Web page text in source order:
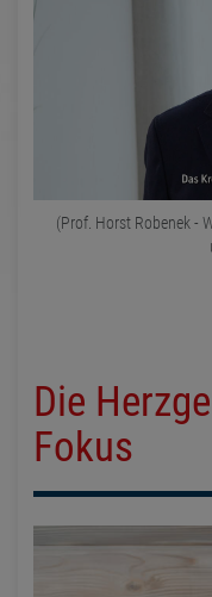
(Prof. Horst Robenek -
Die
Fokus